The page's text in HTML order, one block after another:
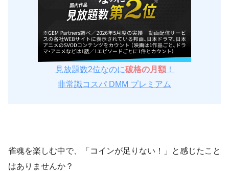
見放題数2位なのに破格の月額！
非常識コスパ DMM プレミアム
雀魂を楽しむ中で、「コインが足りない！」と感じたこと
はありませんか？